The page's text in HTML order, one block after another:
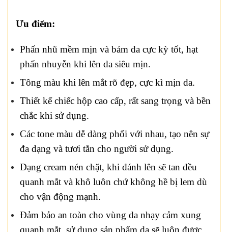
Ưu điểm:
Phấn nhũ mềm mịn và bám da cực kỳ tốt, hạt
phấn nhuyễn khi lên da siêu mịn.
Tông màu khi lên mắt rõ đẹp, cực kì mịn da.
Thiết kế chiếc hộp cao cấp, rất sang trọng và bền
chắc khi sử dụng.
Các tone màu dễ dàng phối với nhau, tạo nên sự
đa dạng và tươi tắn cho người sử dụng.
Dạng cream nén chặt, khi đánh lên sẽ tan đều
quanh mắt và khô luôn chứ không hề bị lem dù
cho vận động mạnh.
Đảm bảo an toàn cho vùng da nhạy cảm xung
quanh mắt, sử dụng sản phẩm da sẽ luôn được